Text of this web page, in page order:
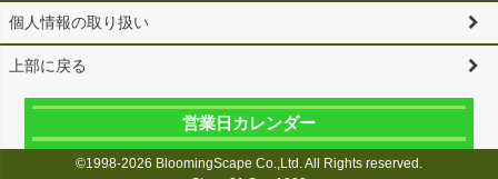
個人情報の取り扱い
上部に戻る
営業日カレンダー
©1998-2026 BloomingScape Co.,Ltd. All Rights reserved.